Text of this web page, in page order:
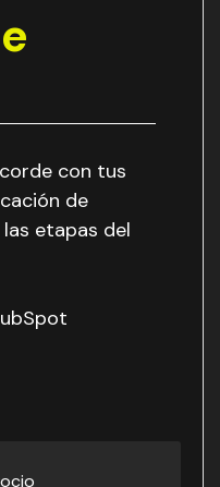
con tus
de
etapas del